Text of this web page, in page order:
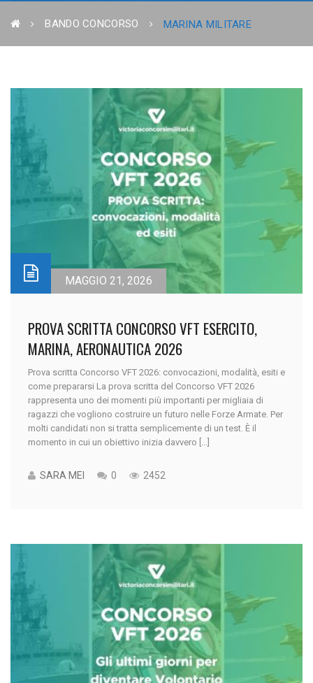
BANDO CONCORSO MARINA MILITARE
MAGGIO 21, 2026
PROVA SCRITTA CONCORSO VFT ESERCITO,
MARINA, AERONAUTICA 2026
Prova scritta Concorso VFT 2026: convocazioni, modalità, esiti e
come prepararsi La prova scritta del Concorso VFT 2026
rappresenta uno dei momenti più importanti per migliaia di
ragazzi che vogliono costruire un futuro nelle Forze Armate. Per
molti candidati non si tratta semplicemente di un test. È il
momento in cui un obiettivo inizia davvero [...]
SARA MEI 0 2452